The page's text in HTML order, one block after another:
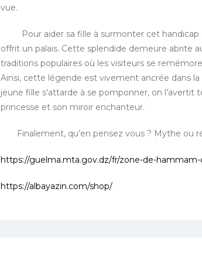
vue.
Pour aider sa fille à surmonter cet handicap
offrit un palais. Cette splendide demeure abrite
traditions populaires où les visiteurs se
Ainsi, cette légende est vivement ancrée dans la
jeune fille s’attarde à se pomponner, on l’avertit
princesse et son miroir enchanteur.
Finalement, qu’en pensez vous ? Mythe ou
https://guelma.mta.gov.dz/fr/zone-de-
https://albayazin.com/shop/